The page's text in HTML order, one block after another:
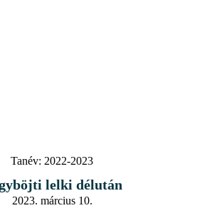
Tanév: 2022-2023
lelki délután
2023. március 10.